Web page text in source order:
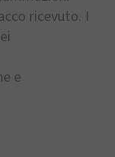
ricevuto. I
e